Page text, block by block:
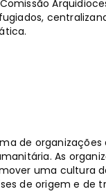
de
As
uma cultura
de origem e de